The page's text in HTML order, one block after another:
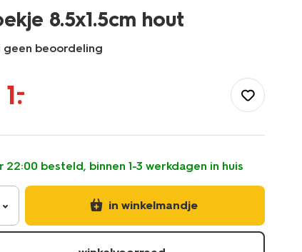
8.5x1.5cm hout
geen beoordeling
1.
–
22:00 besteld, binnen 1-3 werkdagen in huis
in winkelmandje